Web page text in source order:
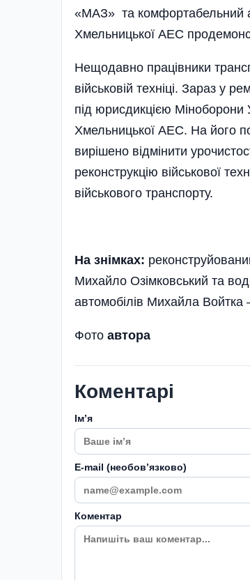
«МАЗ» та комфортабельний
Хмельницької АЕС
Нещодавно працівники
військовій техніці. Зараз у
під юрисдикцією Міноборони
Хмельницької АЕС. На його
вирішено відмінити
реконструкцію військової
військового транспорту.
На знімках:
Михайло Озімковський та
автомобілів Михайла Войтка
Фото автора
Коментарі
Імʼя
E-mail (необовʼязково)
Коментар